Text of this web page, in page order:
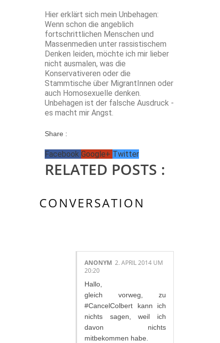
Hier erklärt sich mein Unbehagen:
Wenn schon die angeblich
fortschrittlichen Menschen und
Massenmedien unter rassistischem
Denken leiden, möchte ich mir lieber
nicht ausmalen, was die
Konservativeren oder die
Stammtische über MigrantInnen oder
auch Homosexuelle denken.
Unbehagen ist der falsche Ausdruck -
es macht mir Angst.
Share :
Facebook Google+ Twitter
RELATED POSTS :
CONVERSATION
ANONYM 2. APRIL 2014 UM
20:20
Hallo,
gleich vorweg, zu
#CancelColbert kann ich
nichts sagen, weil ich
davon nichts
mitbekommen habe.